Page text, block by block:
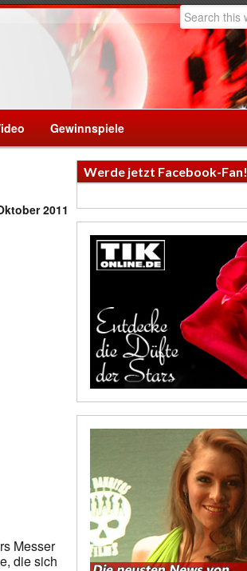
Gewinnspiele
2011
Messer
die sich
Werde jetzt Facebook-Fan!